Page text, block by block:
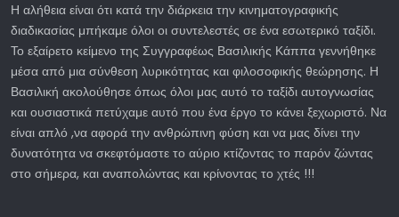
Η αλήθεια είναι ότι κατά την διάρκεια την κινηματογραφικής
διαδικασίας μπήκαμε όλοι οι συντελεστές σε ένα εσωτερικό ταξίδι.
Το εξαίρετο κείμενο της Συγγραφέως Βασιλικής Κάππα γεννήθηκε
μέσα από μια σύνθεση λυρικότητας και φιλοσοφικής θεώρησης. Η
Βασιλική ακολούθησε όπως όλοι μας αυτό το ταξίδι αυτογνωσίας
και ουσιαστικά πετύχαμε αυτό που ένα έργο το κάνει ξεχωριστό. Να
είναι απλό ,να αφορά την ανθρώπινη φύση και να μας δίνει την
δυνατότητα να σκεφτόμαστε το αύριο κτίζοντας το παρόν ζώντας
στο σήμερα, και αναπολώντας και κρίνοντας το χτές !!!